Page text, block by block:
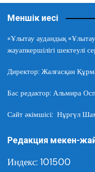
Меншік иесі
«Ұлытау аудандық
жауапкершілігі шектеулі
Директор: Жалғасқан
Бас редактор: Альмира
Сайт әкімшісі: Нұргүл
Редакция мекен-
Индекс: 101500